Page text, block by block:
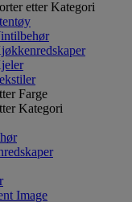
etter Kategori
Farge
Kategori